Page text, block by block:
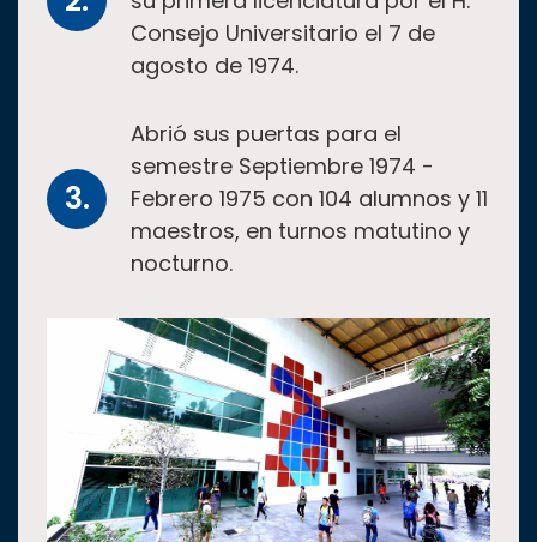
Consejo Universitario el 7 de
agosto de 1974.
Abrió sus puertas para el
semestre Septiembre 1974 -
Febrero 1975 con 104 alumnos y 11
maestros, en turnos matutino y
nocturno.